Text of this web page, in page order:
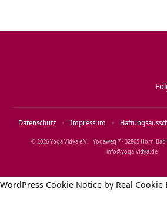
© 2026 Yoga Vidya e.V. · Yogaweg 7 · 32805 Horn‑Bad
info@yoga‑vidya.de
Datenschutz Impressum
WordPress Cookie Notice by Real Cookie